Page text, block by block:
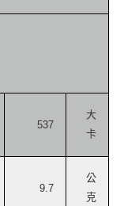
537
大
卡
9.7
公
克